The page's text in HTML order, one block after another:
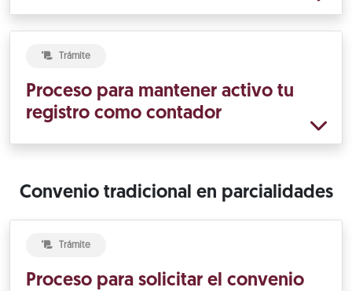
Trámite
Proceso para mantener activo tu
registro como contador
Convenio tradicional en parcialidades
Trámite
Proceso para solicitar el convenio